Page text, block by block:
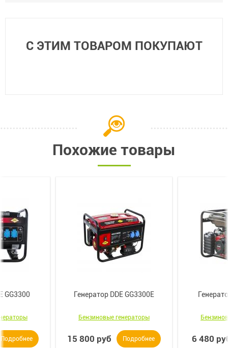
С ЭТИМ ТОВАРОМ ПОКУПАЮТ
Похожие товары
GG3300
Подробнее
Генератор DDE GG3300E
Бензиновые генераторы
15 800 руб Подробнее 6 480